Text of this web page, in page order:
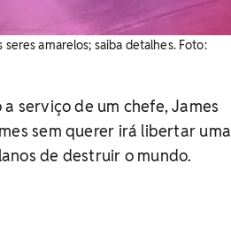
amarelos; saiba detalhes. Foto:
serviço de um chefe, James
sem querer irá libertar uma
de destruir o mundo.